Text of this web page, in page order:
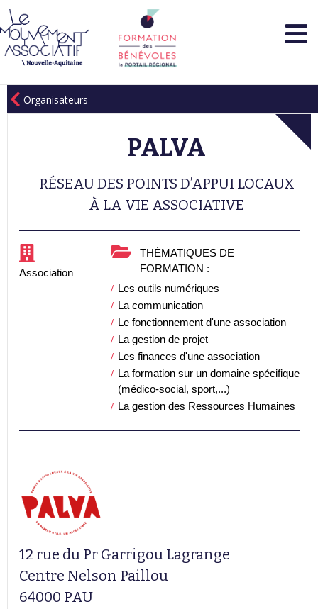
Organisateurs
PALVA
RÉSEAU DES POINTS D’APPUI LOCAUX
À LA VIE ASSOCIATIVE
Association
THÉMATIQUES DE
FORMATION :
Les outils numériques
La communication
Le fonctionnement d'une association
La gestion de projet
Les finances d'une association
La formation sur un domaine spécifique
(médico-social, sport,...)
La gestion des Ressources Humaines
12 rue du Pr Garrigou Lagrange
Centre Nelson Paillou
64000 PAU